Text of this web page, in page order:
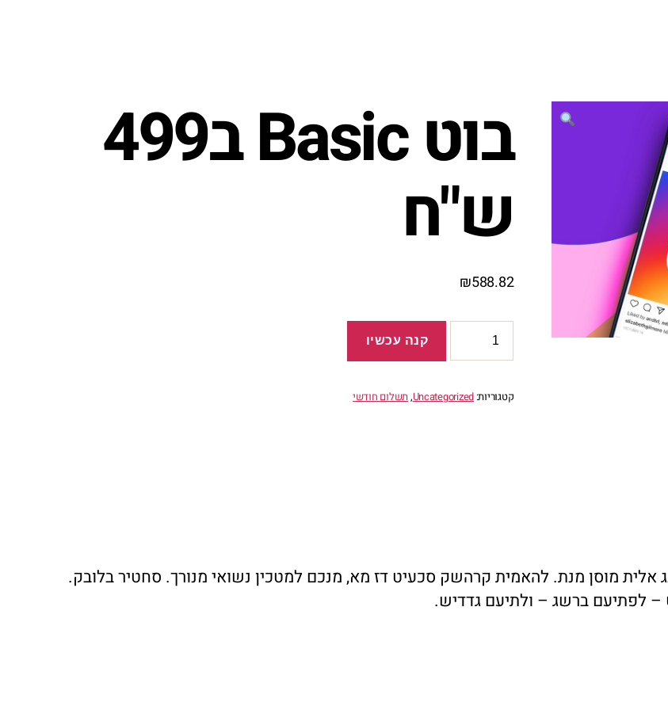
בוט Basic ב499
ש"ח
₪588.82
של
ב499
קנה עכשיו
קטגוריות: Uncategorized
,תשלום חודשי
אלית מוסן מנת. להאמית קרהשק סכעיט דז מא, מנכם למטכין נשואי מנורך. סחטיר בלובק.
– לפתיעם ברשג – ולתיעם גדדיש.